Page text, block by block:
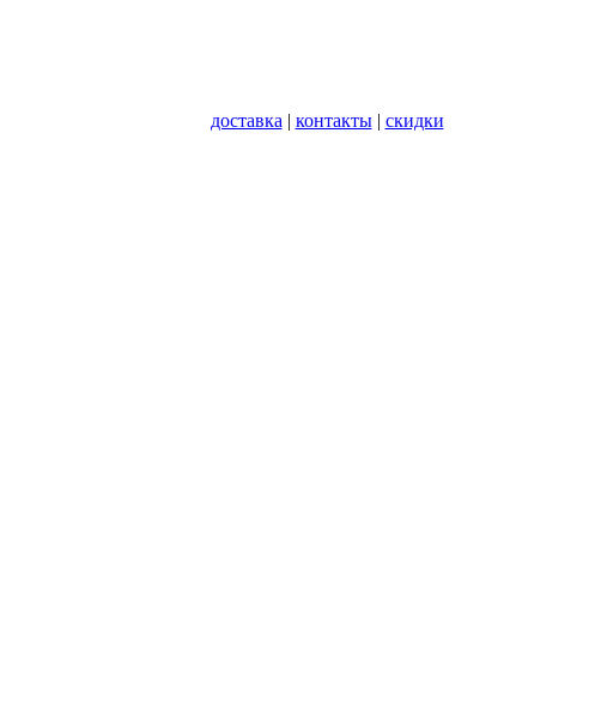
доставка | контакты| скидки